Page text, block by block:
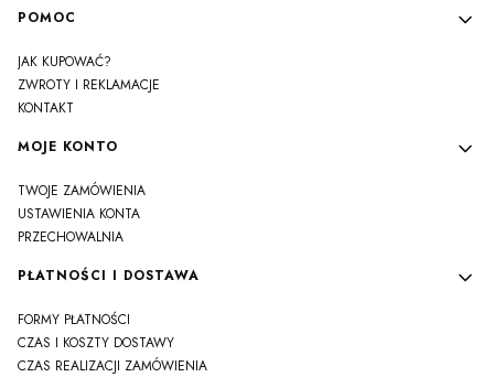
Linki w stopce
POMOC
JAK KUPOWAĆ?
ZWROTY I REKLAMACJE
KONTAKT
MOJE KONTO
TWOJE ZAMÓWIENIA
USTAWIENIA KONTA
PRZECHOWALNIA
PŁATNOŚCI I DOSTAWA
FORMY PŁATNOŚCI
CZAS I KOSZTY DOSTAWY
CZAS REALIZACJI ZAMÓWIENIA